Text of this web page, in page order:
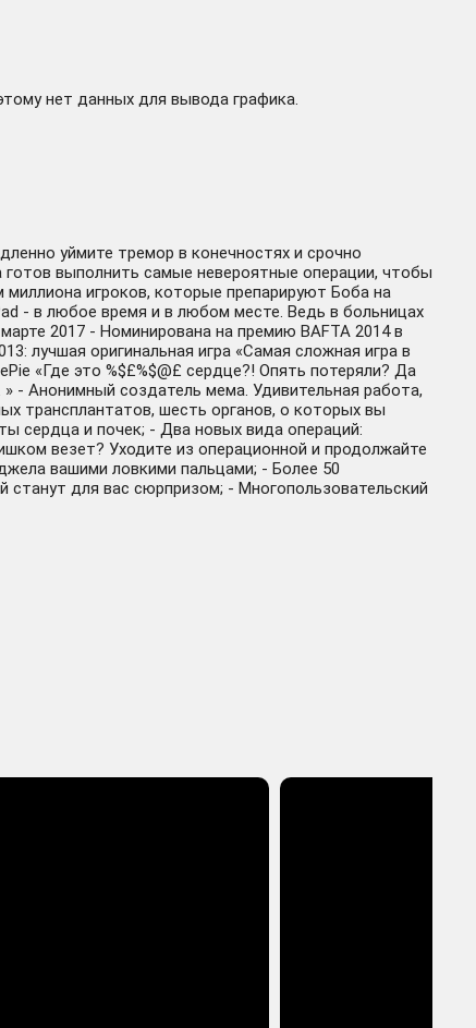
нет данных для вывода графика.
уймите тремор в конечностях и срочно
выполнить самые невероятные операции, чтобы
игроков, которые препарируют Боба на
- в любое время и в любом месте. Ведь в больницах
2017 - Номинирована на премию BAFTA 2014 в
лучшая оригинальная игра «Самая сложная игра в
«Где это %$£%$@£ сердце?! Опять потеряли? Да
- Анонимный создатель мема. Удивительная работа,
трансплантатов, шесть органов, о которых вы
сердца и почек; - Два новых вида операций:
везет? Уходите из операционной и продолжайте
вашими ловкими пальцами; - Более 50
для вас сюрпризом; - Многопользовательский